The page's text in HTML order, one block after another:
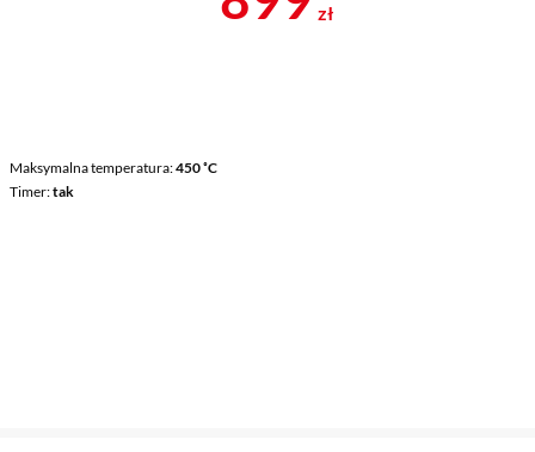
Maksymalna temperatura 450 ˚C
Timer tak
zł